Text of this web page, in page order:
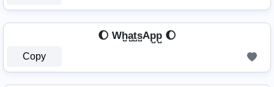
🌔 Wh̺a̺t̺s̺Ap̺p̺ 🌔
Copy